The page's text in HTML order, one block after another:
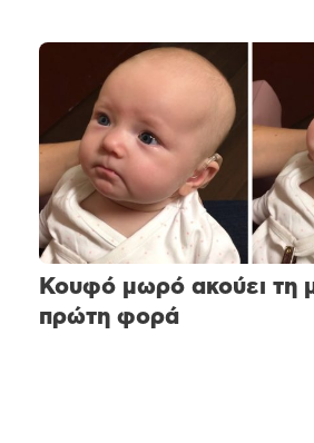
Κουφό μωρό ακούει τη
πρώτη φορά